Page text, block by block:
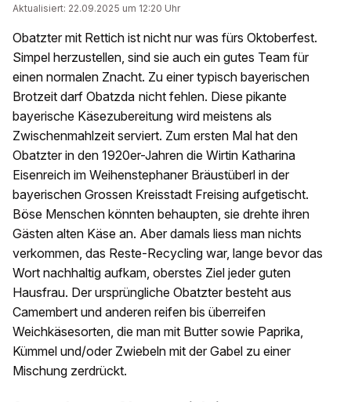
Aktualisiert: 22.09.2025 um 12:20 Uhr
Obatzter mit Rettich ist nicht nur was fürs Oktoberfest.
Simpel herzustellen, sind sie auch ein gutes Team für
einen normalen Znacht. Zu einer typisch bayerischen
Brotzeit darf Obatzda nicht fehlen. Diese pikante
bayerische Käsezubereitung wird meistens als
Zwischenmahlzeit serviert. Zum ersten Mal hat den
Obatzter in den 1920er-Jahren die Wirtin Katharina
Eisenreich im Weihenstephaner Bräustüberl in der
bayerischen Grossen Kreisstadt Freising aufgetischt.
Böse Menschen könnten behaupten, sie drehte ihren
Gästen alten Käse an. Aber damals liess man nichts
verkommen, das Reste-Recycling war, lange bevor das
Wort nachhaltig aufkam, oberstes Ziel jeder guten
Hausfrau. Der ursprüng­liche Obatzter besteht aus
Camembert und anderen reifen bis überreifen
Weichkäsesorten, die man mit Butter sowie Paprika,
Kümmel und/oder Zwiebeln mit der Gabel zu einer
Mischung zerdrückt.